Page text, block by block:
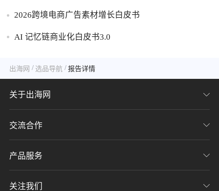
2026跨境电商广告素材增长白皮书
AI 记忆链商业化白皮书3.0
出海网 / 选品导航 / 报告详情
关于出海网
关于我们
加入我们
交流合作
联系我们
意见反馈
产品服务
关注我们